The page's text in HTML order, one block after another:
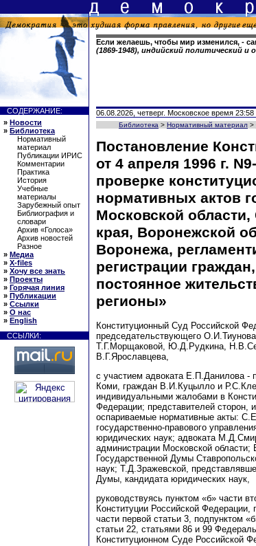
Если желаешь, чтобы мир изменился, -
(1869-1948), индийский политический
СОДЕРЖАНИЕ:
» Новости
» Библиотека
Нормативный
материал
Публикации ИРИС
Комментарии
Практика
История
Учебные
материалы
Зарубежный опыт
Библиография и
словари
Архив «Голоса»
Архив новостей
Разное
» Медиа
» X-files
» Хочу все знать
» Проекты
» Горячая линия
» Публикации
» Ссылки
» О нас
» English
ССЫЛКИ:
06.08.2026, четверг. Московское время 23:58
Библиотека > Нормативный материал >
Постановление
от 4 апреля 1996 г.
проверке
нормативных актов
Московской области,
края, Воронежской
Воронежа,
регистрации
постоянное
регионы»
Конституционный Суд Российской
председательствующего
Т.Г.Морщаковой, Ю.Д.Рудкина,
В.Г.Ярославцева,
с участием адвоката Е.П.Данилова -
Коми, граждан В.И.Куцылло и
индивидуальными жалобами в
Федерации; представителей сторон,
оспариваемые нормативные акты:
государственно-правового
юридических наук; адвоката
администрации Московской
Государственной Думы
наук; Т.Д.Зражевской,
Думы, кандидата юридических наук,
руководствуясь пунктом «б» части
Конституции Российской Федерации,
части первой статьи 3, подпунктом
статьи 22, статьями 86 и 99
Конституционном Суде Российской